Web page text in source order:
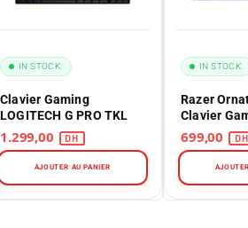
G PRO TKL
1.299,00
AU PANIER
Razer Ornata V3 –
Clavier Gaming RGB
IN STOCK:
AJOUTER AU PANIER